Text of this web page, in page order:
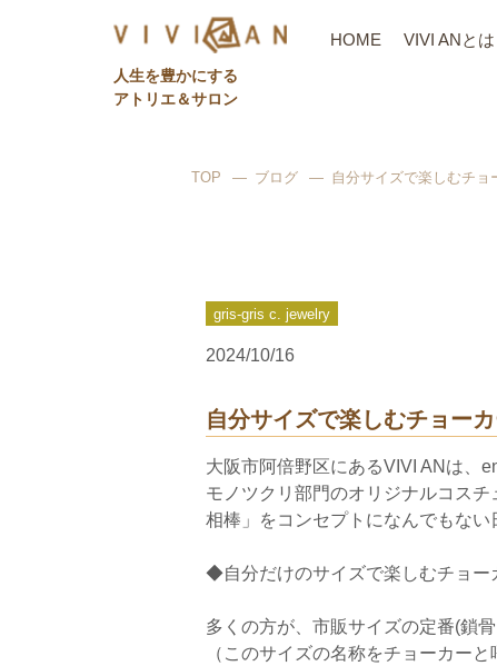
⼈⽣を豊かにする
アトリエ＆サロン
HOME VIVI ANとは
TOP ブログ 自分サイズで楽しむチョ
gris-gris c. jewelry
2024/10/16
自分サイズで楽しむチョー
大阪市阿倍野区にあるVIVI ANは、
モノツクリ部門のオリジナルコス
相棒」をコンセプトになんでもない
◆自分だけのサイズで楽しむチョ
多くの方が、市販サイズの定番(鎖
（このサイズの名称をチョーカーと